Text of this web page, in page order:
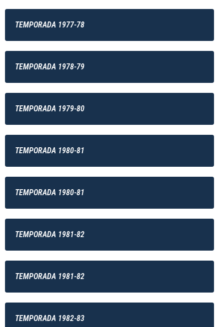
TEMPORADA 1977-78
TEMPORADA 1978-79
TEMPORADA 1979-80
TEMPORADA 1980-81
TEMPORADA 1980-81
TEMPORADA 1981-82
TEMPORADA 1981-82
TEMPORADA 1982-83